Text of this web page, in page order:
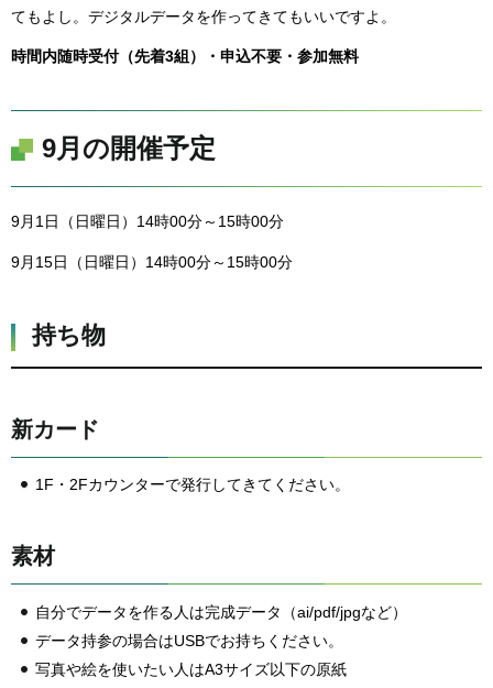
てもよし。デジタルデータを作ってきてもいいですよ。
時間内随時受付（先着3組）・申込不要・参加無料
9月の開催予定
9月1日（日曜日）14時00分～15時00分
9月15日（日曜日）14時00分～15時00分
持ち物
新カード
1F・2Fカウンターで発行してきてください。
素材
自分でデータを作る人は完成データ（ai/pdf/jpgなど）
データ持参の場合はUSBでお持ちください。
写真や絵を使いたい人はA3サイズ以下の原紙